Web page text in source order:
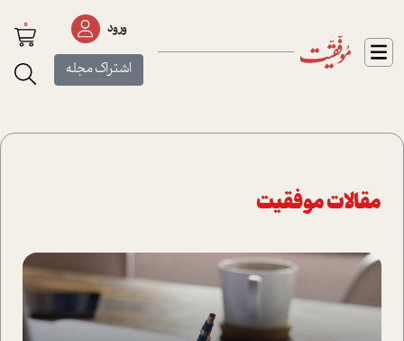
ورود
اشتراک مجله
0
مقالات موفقیت